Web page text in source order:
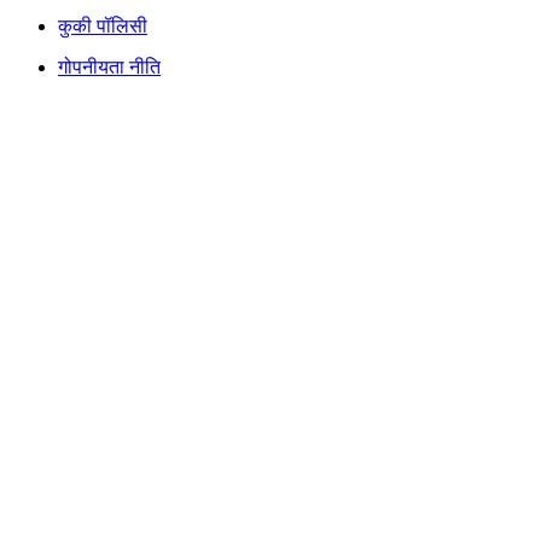
कुकी पॉलिसी
गोपनीयता नीति